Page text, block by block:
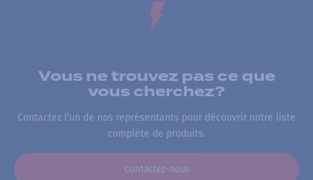
Vous ne trouvez pas ce que
vous cherchez?
Contactez l’un de nos représentants pour découvrir notre liste
complète de produits.
Contactez-nous